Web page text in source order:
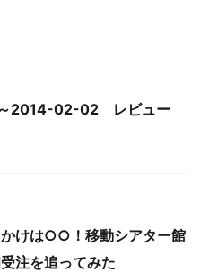
2014-02-02 レビュー
けは○○！移動シアター館
注を追ってみた